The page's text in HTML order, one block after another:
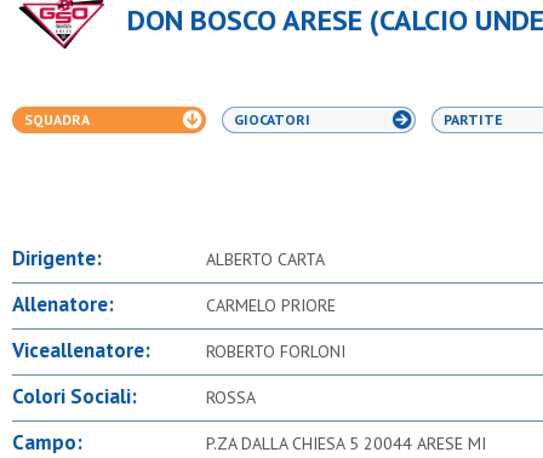
DON BOSCO ARESE (CALCIO
SQUADRA GIOCATORI PARTITE
Dirigente: ALBERTO CARTA
Allenatore: CARMELO PRIORE
Viceallenatore: ROBERTO FORLONI
Colori Sociali: ROSSA
Campo: P.ZA DALLA CHIESA 5 20044 ARESE MI